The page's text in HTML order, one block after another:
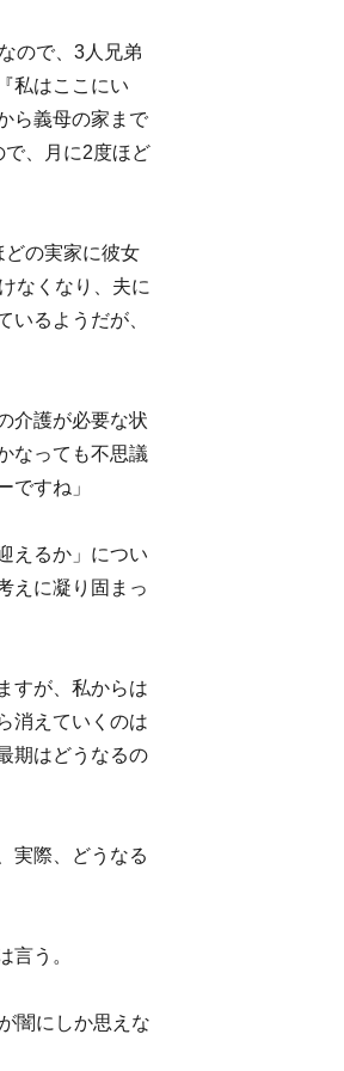
ので、3人兄弟
私はここにい
ら義母の家まで
、月に2度ほど
の実家に彼女
なくなり、夫に
るようだが、
介護が必要な状
なっても不思議
ですね」
えるか」につい
えに凝り固まっ
すが、私からは
消えていくのは
期はどうなるの
実際、どうなる
言う。
闇にしか思えな